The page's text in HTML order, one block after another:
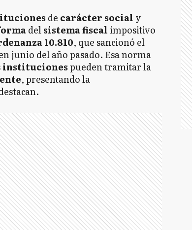
de carácter social y
delsistema fiscal impositivo
10.810, que sancionó el
junio del año pasado. Esa norma
institucionespueden tramitar la
, presentando la